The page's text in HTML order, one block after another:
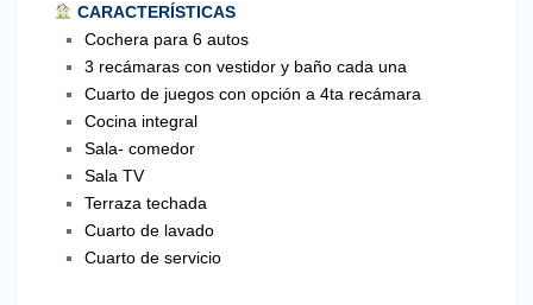
CARACTERÍSTICAS
Cochera para 6 autos
3 recámaras con vestidor y baño cada una
Cuarto de juegos con opción a 4ta recámara
Cocina integral
Sala- comedor
Sala TV
Terraza techada
Cuarto de lavado
Cuarto de servicio